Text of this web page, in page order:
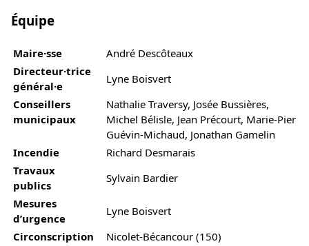
Équipe
Maire·sse
André Descôteaux
Directeur·trice
général·e
Lyne Boisvert
Conseillers
municipaux
Nathalie Traversy, Josée Bussières,
Michel Bélisle, Jean Précourt, Marie-Pier
Guévin-Michaud, Jonathan Gamelin
Incendie
Richard Desmarais
Travaux
publics
Sylvain Bardier
Mesures
d’urgence
Lyne Boisvert
Circonscription
Nicolet-Bécancour (150)